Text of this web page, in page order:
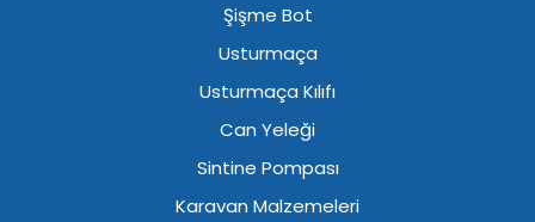
Şişme Bot
Usturmaça
Usturmaça Kılıfı
Can Yeleği
Sintine Pompası
Karavan Malzemeleri